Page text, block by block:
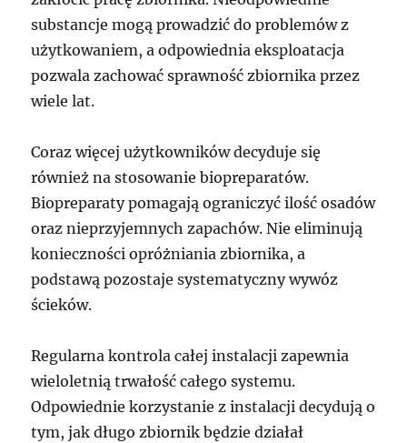
substancje mogą prowadzić do problemów z
użytkowaniem, a odpowiednia eksploatacja
pozwala zachować sprawność zbiornika przez
wiele lat.
Coraz więcej użytkowników decyduje się
również na stosowanie biopreparatów.
Biopreparaty pomagają ograniczyć ilość osadów
oraz nieprzyjemnych zapachów. Nie eliminują
konieczności opróżniania zbiornika, a
podstawą pozostaje systematyczny wywóz
ścieków.
Regularna kontrola całej instalacji zapewnia
wieloletnią trwałość całego systemu.
Odpowiednie korzystanie z instalacji decydują o
tym, jak długo zbiornik będzie działał